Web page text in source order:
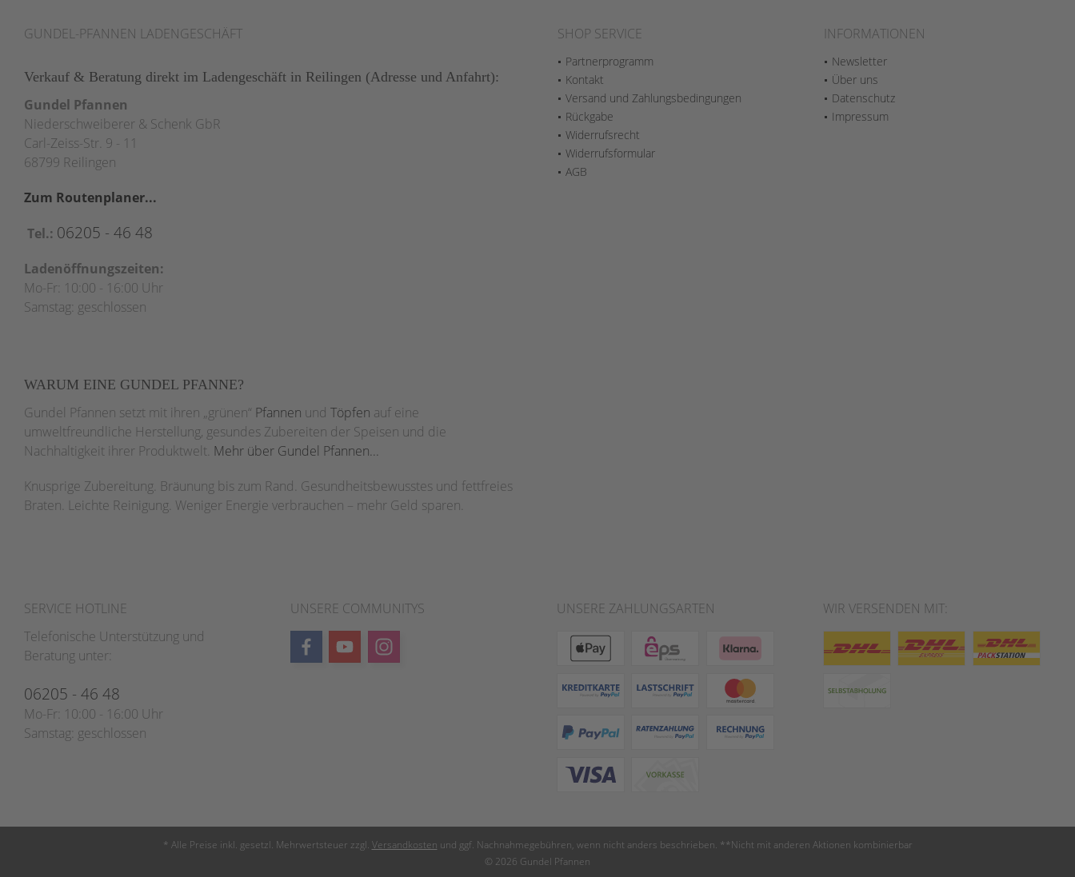
GUNDEL-PFANNEN LADENGESCHÄFT
Verkauf & Beratung direkt im Ladengeschäft in Reilingen (Adresse und Anfahrt):
Gundel Pfannen
Niederschweiberer & Schenk GbR
Carl-Zeiss-Str. 9 - 11
68799 Reilingen
Zum Routenplaner...
Tel.: 06205 - 46 48
Ladenöffnungszeiten:
Mo-Fr: 10:00 - 16:00 Uhr
Samstag: geschlossen
WARUM EINE GUNDEL PFANNE?
Gundel Pfannen setzt mit ihren „grünen“ Pfannen und Töpfen auf eine
umweltfreundliche Herstellung, gesundes Zubereiten der Speisen und die
Nachhaltigkeit ihrer Produktwelt. Mehr über Gundel Pfannen...
Knusprige Zubereitung. Bräunung bis zum Rand. Gesundheitsbewusstes und fettfreies
Braten. Leichte Reinigung. Weniger Energie verbrauchen – mehr Geld sparen.
SHOP SERVICE
Partnerprogramm
Kontakt
Versand und Zahlungsbedingungen
Rückgabe
Widerrufsrecht
Widerrufsformular
AGB
INFORMATIONEN
Newsletter
Über uns
Datenschutz
Impressum
SERVICE HOTLINE
Telefonische Unterstützung und
Beratung unter:
06205 - 46 48
Mo-Fr: 10:00 - 16:00 Uhr
Samstag: geschlossen
UNSERE COMMUNITYS UNSERE ZAHLUNGSARTEN WIR VERSENDEN MIT:
* Alle Preise inkl. gesetzl. Mehrwertsteuer zzgl. Versandkosten und ggf. Nachnahmegebühren, wenn nicht anders beschrieben. **Nicht mit anderen Aktionen kombinierbar
© 2026 Gundel Pfannen